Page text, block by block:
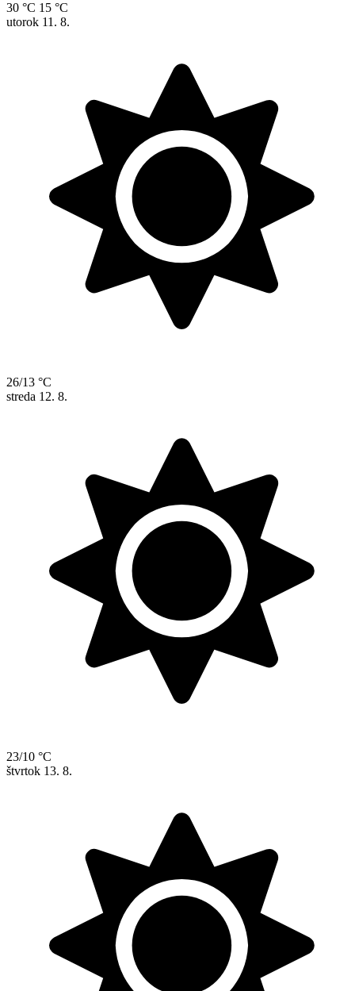
30 °C 15 °C
utorok 11. 8.
26/13 °C
streda 12. 8.
23/10 °C
štvrtok 13. 8.